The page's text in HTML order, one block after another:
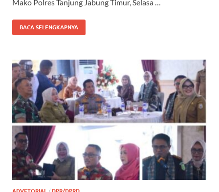
o
k
p
p
m
Mako Polres Tanjung Jabung Timur, Selasa …
BACA SELENGKAPNYA
/